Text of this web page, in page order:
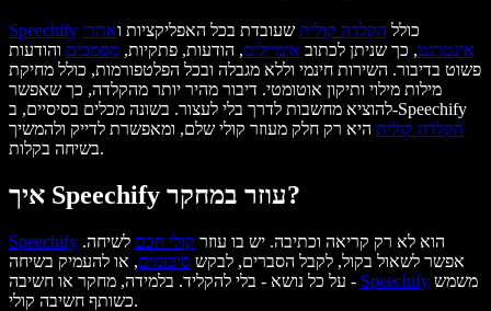
Speechify כולל הקלדה קולית שעובדת בכל האפליקציות ואתרי
אינטרנט, כך שניתן לכתוב אימיילים, הודעות, פתקיות, מסמכים והודעות
פשוט בדיבור. השירות חינמי וללא מגבלה ובכל הפלטפורמות, כולל מחיקת
מילות מילוי ותיקון אוטומטי. דיבור מהיר יותר מהקלדה, כך שאפשר
להוציא מחשבות לדרך בלי לעצור. בשונה מכלים בסיסיים, ב-Speechify
הקלדה קולית היא רק חלק מעוזר קולי שלם, ומאפשרת לדייק ולהמשיך
בשיחה בקלות.
איך Speechify עוזר במחקר?
Speechify הוא לא רק קריאה וכתיבה. יש בו עוזר קולי חכם לשיחה.
אפשר לשאול בקול, לקבל הסברים, לבקש סיכומים, או להעמיק בשיחה
על כל נושא - בלי להקליד. בלמידה, מחקר או חשיבה - Speechify
כשותף חשיבה קולי.